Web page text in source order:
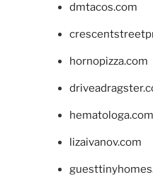
dmtacos.com
hornopizza.com
hematologa.com
lizaivanov.com